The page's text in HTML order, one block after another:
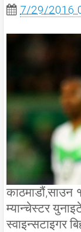
7/29/2016
काठमाडौं,साउन
म्यान्चेस्टर
स्वाइन्सटाइगर